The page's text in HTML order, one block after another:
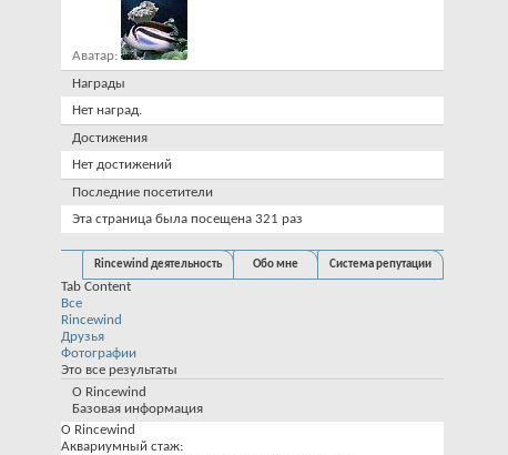
Аватар
Награды
Нет наград.
Достижения
Нет достижений
Последние посетители
Эта страница была посещена 321 раз
Rincewind деятельность Обо мне Система репутации
Tab Content
Все
Rincewind
Друзья
Фотографии
Это все результаты
О Rincewind
Базовая информация
О Rincewind
Аквариумный стаж: